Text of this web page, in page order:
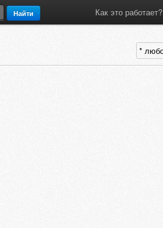
Найти Как это работает?